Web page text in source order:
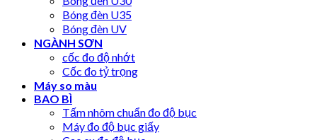
Bóng đèn U35
Bóng đèn UV
NGÀNH SƠN
cốc đo độ nhớt
Cốc đo tỷ trọng
Máy so màu
BAO BÌ
Tấm nhôm chuẩn đo độ bục
Máy đo độ bục giấy